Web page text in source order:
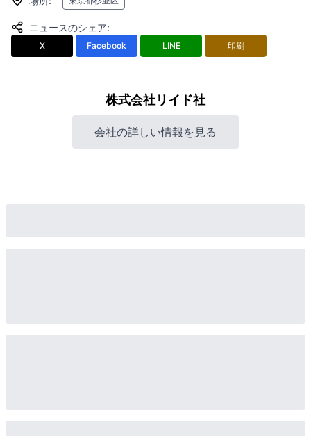
ニュースのシェア:
X Facebook LINE 印刷
株式会社リイド社
会社の詳しい情報を見る